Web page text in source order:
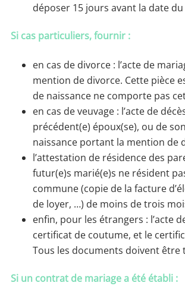
déposer 15 jours avant la date
Si cas particuliers, fournir :
en cas de divorce : l’acte de
mention de divorce. Cette pièce
de naissance ne comporte pas
en cas de veuvage : l’acte de
précédent(e) époux(se), ou de
naissance portant la mention de
l’attestation de résidence des
futur(e)s marié(e)s ne résident
commune (copie de la facture
de loyer, …) de moins de trois
enfin, pour les étrangers : l’acte
certificat de coutume, et le
Tous les documents doivent être
Si un contrat de mariage a été établi :